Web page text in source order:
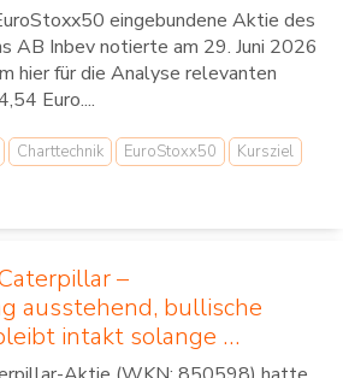
eingebundene Aktie des
AB Inbev notierte am 29. Juni 2026
hier für die Analyse relevanten
Euro....
Charttechnik EuroStoxx50
Kursziel
–
ausstehend, bullische
intakt solange …